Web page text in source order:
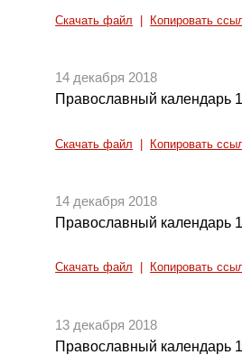
Скачать файл Копировать
14 декабря 2018
Православный календарь
Скачать файл Копировать
14 декабря 2018
Православный календарь
Скачать файл Копировать
13 декабря 2018
Православный календарь